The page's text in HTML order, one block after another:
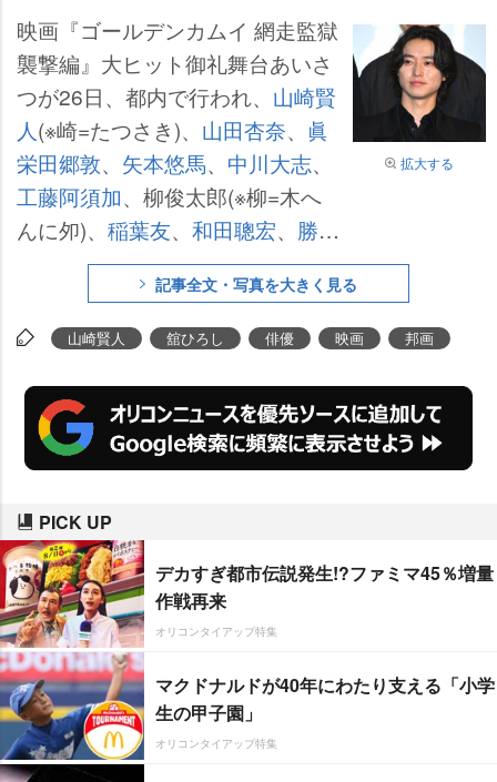
拡大する
映画『ゴールデンカムイ 網走監獄
襲撃編』大ヒット御礼舞台あいさ
つが26日、都内で行われ、 山崎賢
人(※崎=たつさき)、 山田杏奈、 眞
栄田郷敦、 矢本悠馬、 中川大志、
工藤阿須加、柳俊太郎(※柳=木へ
んに夘)、 稲葉友、 和田聰宏、 勝矢
玉木宏、舘ひろし、片桐健滋監
督ら豪華キャスト・監督が集結し
た。
記事全文・写真を大きく見る
山崎賢人 舘ひろし 俳優 映画 邦画
PICK UP
デカすぎ都市伝説発生!?ファミマ45％増量
作戦再来
オリコンタイアップ特集
マクドナルドが40年にわたり支える「小学
生の甲子園」
オリコンタイアップ特集